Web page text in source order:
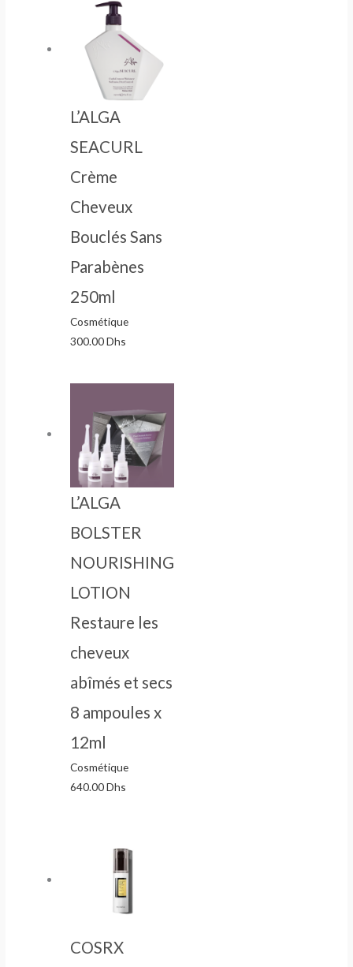
L’ALGA
SEACURL
Crème
Cheveux
Bouclés Sans
Parabènes
250ml
Cosmétique
300.00Dhs
L’ALGA
BOLSTER
NOURISHING
LOTION
Restaure les
cheveux
abîmés et secs
8 ampoules x
12ml
Cosmétique
640.00Dhs
COSRX